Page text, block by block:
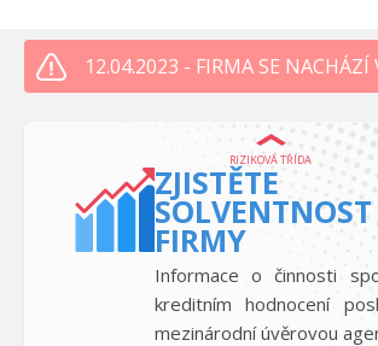
12.04.2023 - FIRMA SE NACHÁZÍ
RIZIKOVÁ TŘÍDA
ZJISTĚTE
FIRMY
Informace o činnosti
kreditním hodnocení
mezinárodní úvěrovou